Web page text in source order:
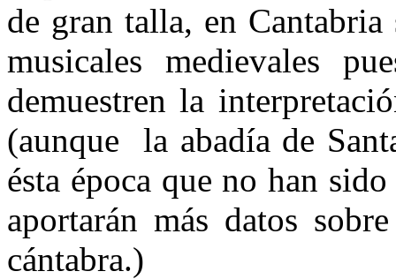
de gran talla, en Cantabria
musicales medievales
demuestren la
(aunque la abadía de
ésta época que no han
aportarán más datos
cántabra.)